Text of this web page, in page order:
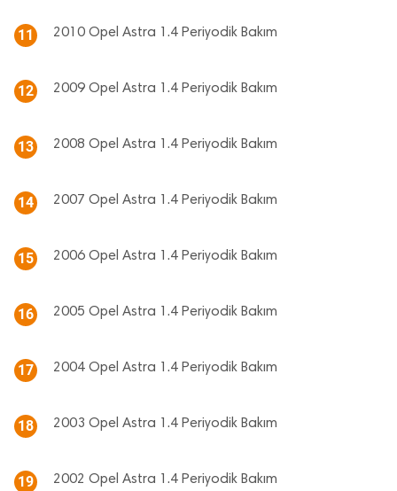
11 2010 Opel Astra 1.4 Periyodik Bakım
12 2009 Opel Astra 1.4 Periyodik Bakım
13 2008 Opel Astra 1.4 Periyodik Bakım
14 2007 Opel Astra 1.4 Periyodik Bakım
15 2006 Opel Astra 1.4 Periyodik Bakım
16 2005 Opel Astra 1.4 Periyodik Bakım
17 2004 Opel Astra 1.4 Periyodik Bakım
18 2003 Opel Astra 1.4 Periyodik Bakım
19 2002 Opel Astra 1.4 Periyodik Bakım